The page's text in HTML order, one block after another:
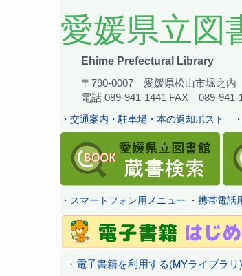
愛媛県立図
Ehime Prefectural Library
〒790-0007 愛媛県松山市堀之内
電話 089-941-1441 FAX 089-941-
・ 交通案内・駐車場・本の返却ポスト ・
・ スマートフォン用メニュー ・ 携帯電話
・ 電子書籍を利用する(MYライブラリ)